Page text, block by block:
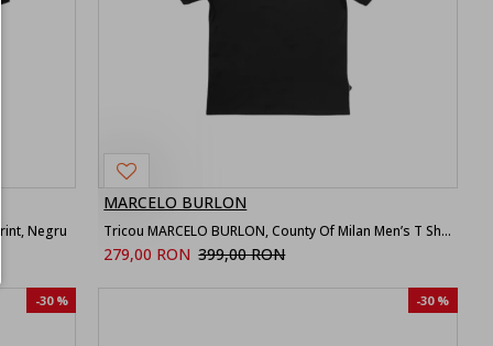
Negru
MARCELO BURLON
Tricou MARCELO BURLON, County Of Milan Men’s T Shirt Black
279,00 RON 399,00 RON
-30 % -30 %